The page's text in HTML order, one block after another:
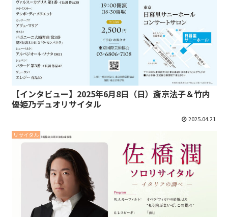
【インタビュー】2025年6月8日（日）斎京法子＆竹内
優姫乃デュオリサイタル
2025.04.21
リサイタル